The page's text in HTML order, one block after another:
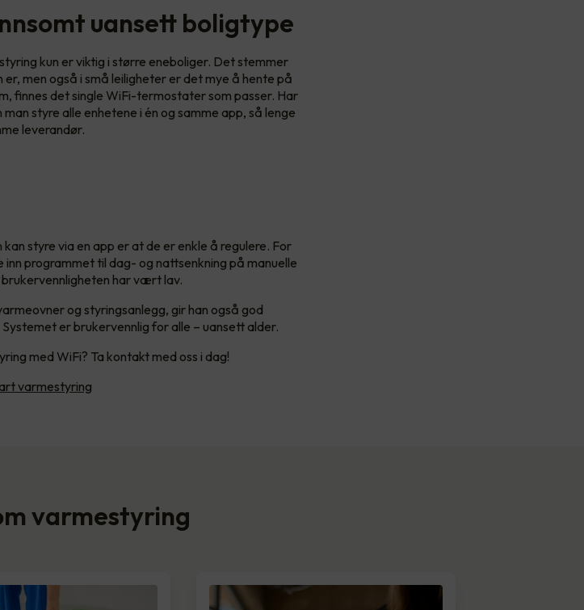
uansett boligtype
kun er viktig i større eneboliger. Det stemmer
men også i små leiligheter er det mye å hente på
finnes det single WiFi-termostater som passer. Har
styre alle enhetene i én og samme app, så lenge
leverandør.
styre via en app er at de er enkle å regulere. For
programmet til dag- og nattsenkning på manuelle
har vært lav.
og styringsanlegg, gir han også god
er brukervennlig for alle – uansett alder.
med WiFi? Ta kontakt med oss i dag!
varmestyring
varmestyring